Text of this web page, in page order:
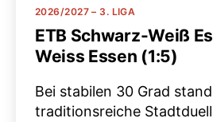
Kategorien
2026/2027 – 3. LIGA
ETB Schwarz-Weiß
Weiss Essen (1:5)
Bei stabilen 30 Grad
traditionsreiche